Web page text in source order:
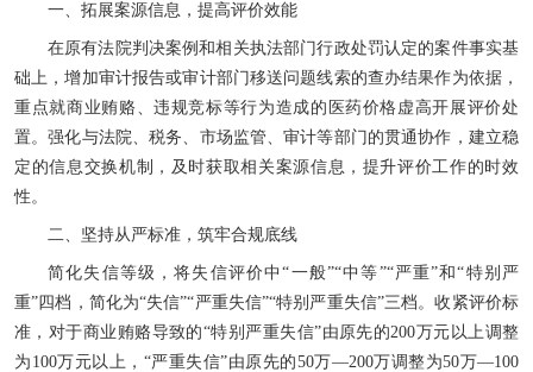
一、拓展案源信息，提高评价效能
在原有法院判决案例和相关执法部门行政处罚认定的案件事实基
础上，增加审计报告或审计部门移送问题线索的查办结果作为依据，
重点就商业贿赂、违规竞标等行为造成的医药价格虚高开展评价处
置。强化与法院、税务、市场监管、审计等部门的贯通协作，建立稳
定的信息交换机制，及时获取相关案源信息，提升评价工作的时效
性。
二、坚持从严标准，筑牢合规底线
简化失信等级，将失信评价中“一般”“中等”“严重”和“特别严
重”四档，简化为“失信”“严重失信”“特别严重失信”三档。收紧评价标
准，对于商业贿赂导致的“特别严重失信”由原先的200万元以上调整
为100万元以上，“严重失信”由原先的50万—200万调整为50万—100